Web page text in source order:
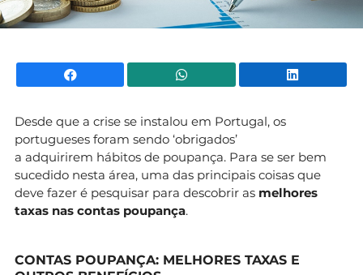
Facebook WhatsApp
Desde que a crise se instalou em Portugal, os
portugueses foram sendo ‘obrigados’
a adquirirem hábitos de poupança. Para se ser bem
sucedido nesta área, uma das principais coisas que
deve fazer é pesquisar para descobrir as melhores
taxas nas contas poupança.
CONTAS POUPANÇA: MELHORES TAXAS E